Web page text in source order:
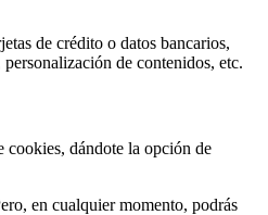
de crédito o datos bancarios,
de contenidos, etc.
cookies, dándote la opción de
en cualquier momento, podrás